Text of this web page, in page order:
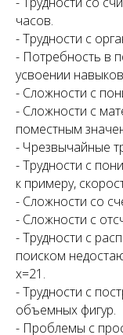
часов.
- Трудности с
- Потребность в
усвоении
- Сложности с
- Сложности с
поместным
- Чрезвычайные
- Трудности с
к примеру,
- Сложности со
- Сложности с
- Трудности с
поиском
х=21.
- Трудности с
объемных фигур.
- Проблемы с